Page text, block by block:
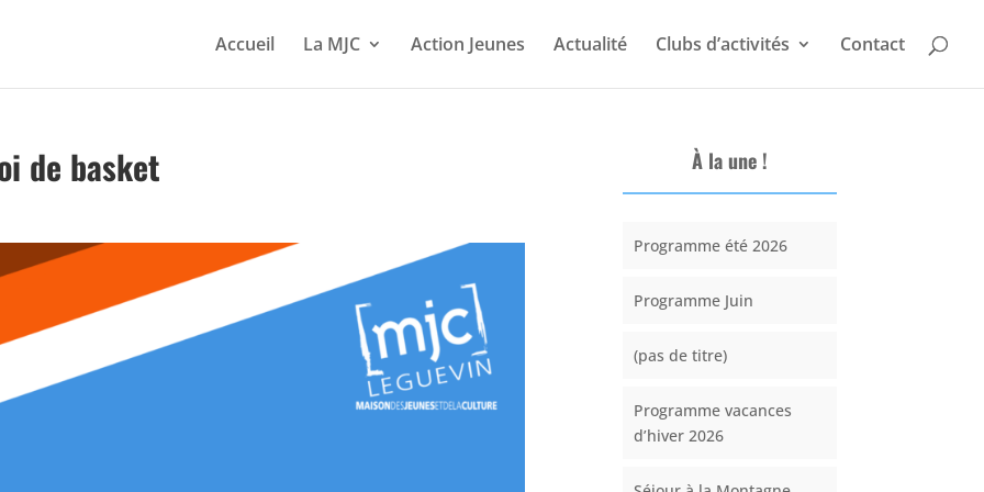
Accueil La MJC Action Jeunes Actualité Clubs d’activités Contact
de basket À la une !
Programme été 2026
Programme Juin
(pas de titre)
Programme vacances
d’hiver 2026